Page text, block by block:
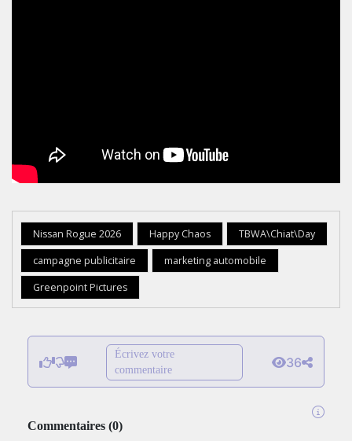
Nissan Rogue 2026 Happy Chaos
TBWA\Chiat\Day
campagne publicitaire
marketing automobile
Greenpoint Pictures
Écrivez votre
commentaire
36
Commentaires (0)